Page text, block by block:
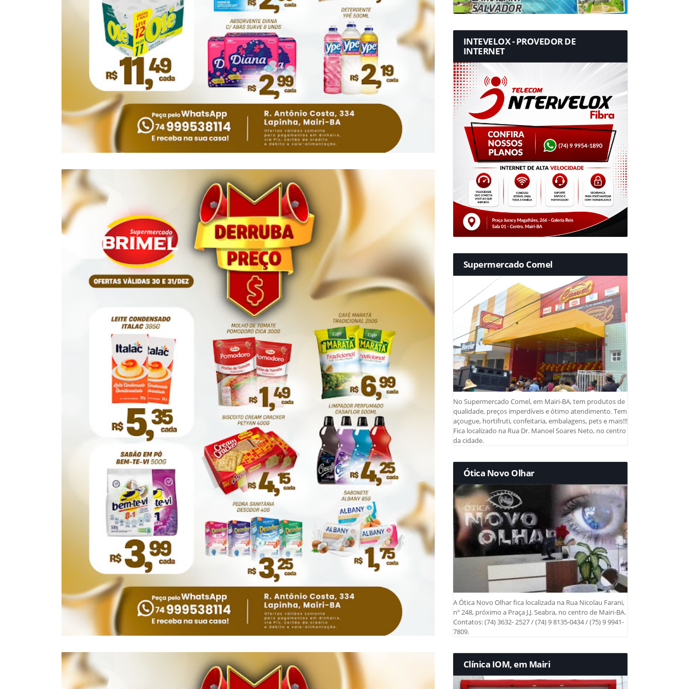
INTEVELOX - PROVEDOR DE
INTERNET
Supermercado Comel
No Supermercado Comel, em Mairi-BA, tem produtos de
qualidade, preços imperdíveis e ótimo atendimento. Tem
açougue, hortifruti, confeitaria, embalagens, pets e mais!!!
Fica localizado na Rua Dr. Manoel Soares Neto, no centro
da cidade.
Ótica Novo Olhar
A Ótica Novo Olhar fica localizada na Rua Nicolau Farani,
nº 248, próximo a Praça J.J. Seabra, no centro de Mairi-BA.
Contatos: (74) 3632- 2527 / (74) 9 8135-0434 / (75) 9 9941-
7809.
Clínica IOM, em Mairi